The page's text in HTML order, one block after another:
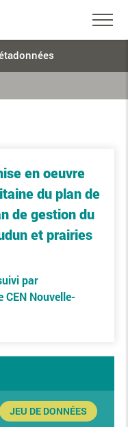
en oeuvre
du plan de
de gestion du
et prairies
par
CEN Nouvelle-
JEU DE DONNÉES